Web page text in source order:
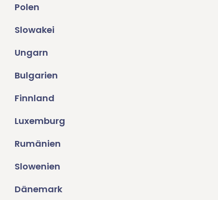
Polen
Slowakei
Ungarn
Bulgarien
Finnland
Luxemburg
Rumänien
Slowenien
Dänemark